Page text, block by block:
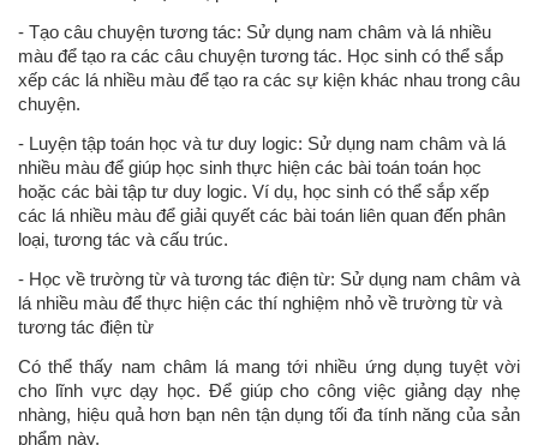
- Tạo câu chuyện tương tác: Sử dụng nam châm và lá nhiều
màu để tạo ra các câu chuyện tương tác. Học sinh có thể sắp
xếp các lá nhiều màu để tạo ra các sự kiện khác nhau trong câu
chuyện.
- Luyện tập toán học và tư duy logic: Sử dụng nam châm và lá
nhiều màu để giúp học sinh thực hiện các bài toán toán học
hoặc các bài tập tư duy logic. Ví dụ, học sinh có thể sắp xếp
các lá nhiều màu để giải quyết các bài toán liên quan đến phân
loại, tương tác và cấu trúc.
- Học về trường từ và tương tác điện từ: Sử dụng nam châm và
lá nhiều màu để thực hiện các thí nghiệm nhỏ về trường từ và
tương tác điện từ
Có thể thấy nam châm lá mang tới nhiều ứng dụng tuyệt vời
cho lĩnh vực dạy học. Để giúp cho công việc giảng dạy nhẹ
nhàng, hiệu quả hơn bạn nên tận dụng tối đa tính năng của sản
phẩm này.